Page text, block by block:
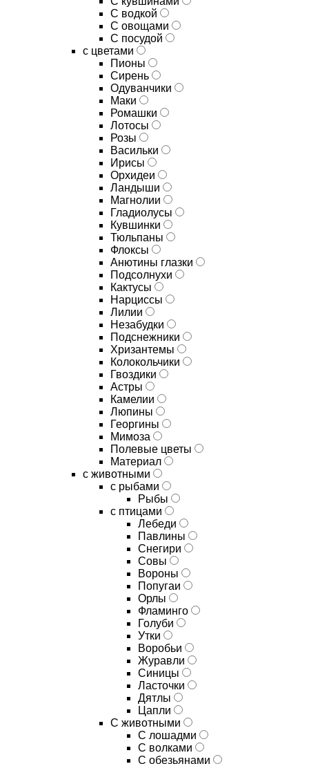
C водкой
C овощами
C посудой
с цветами
Пионы
Сирень
Одуванчики
Маки
Ромашки
Лотосы
Розы
Васильки
Ирисы
Орхидеи
Ландыши
Магнолии
Гладиолусы
Кувшинки
Тюльпаны
Флоксы
Анютины глазки
Подсолнухи
Кактусы
Нарциссы
Лилии
Незабудки
Подснежники
Хризантемы
Колокольчики
Гвоздики
Астры
Камелии
Люпины
Георгины
Мимоза
Полевые цветы
Материал
с животными
с рыбами
Рыбы
с птицами
Лебеди
Павлины
Снегири
Совы
Вороны
Попугаи
Орлы
Фламинго
Голуби
Утки
Воробьи
Журавли
Синицы
Ласточки
Дятлы
Цапли
С животными
С лошадми
С волками
С обезьянами